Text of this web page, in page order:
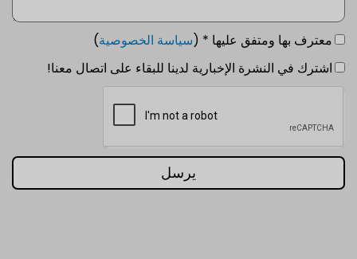
معترف بها ومتفق عليها * (سياسة الخصوصية)
اشترك في النشرة الإخبارية لدينا للبقاء على اتصال معنا!
يرسل